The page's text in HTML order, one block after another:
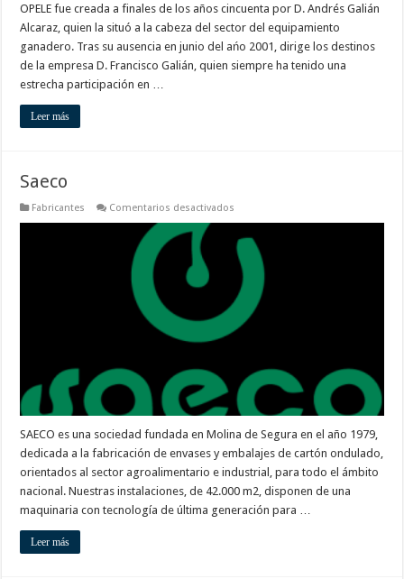
OPELE fue creada a finales de los años cincuenta por D. Andrés Galián
Alcaraz, quien la situó a la cabeza del sector del equipamiento
ganadero. Tras su ausencia en junio del ańo 2001, dirige los destinos
de la empresa D. Francisco Galián, quien siempre ha tenido una
estrecha participación en …
Leer más
Saeco
Fabricantes Comentarios desactivados
SAECO es una sociedad fundada en Molina de Segura en el año 1979,
dedicada a la fabricación de envases y embalajes de cartón ondulado,
orientados al sector agroalimentario e industrial, para todo el ámbito
nacional. Nuestras instalaciones, de 42.000 m2, disponen de una
maquinaria con tecnología de última generación para …
Leer más